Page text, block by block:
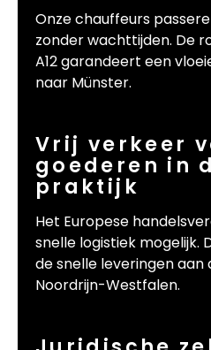
Onze chauffeurs
zonder wachttijden. De
A12 garandeert een
naar Münster.
Vrij verkeer
goederen in
praktijk
Het Europese
snelle logistiek mogelijk.
de snelle leveringen aan
Noordrijn-Westfalen.